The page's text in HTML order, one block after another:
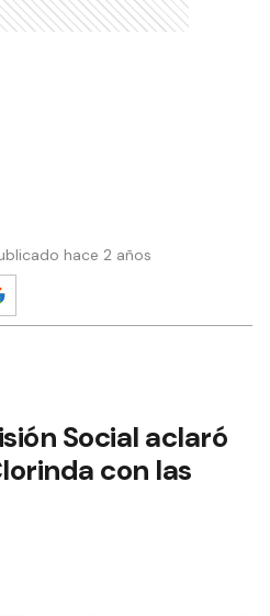
hace 2 años
Social aclaró
con las